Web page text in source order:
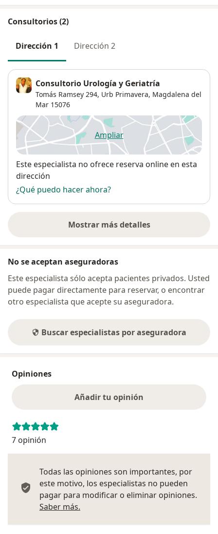
Consultorios (2)
Dirección 1 Dirección 2
Consultorio Urología y Geriatría
Tomás Ramsey 294, Urb Primavera, Magdalena del
Mar 15076
Ampliarse abre en una nueva
Disponibilidad
Este especialista no ofrece reserva online en esta
dirección
¿Qué puedo hacer ahora?
Mostrar más detalles
sobre la dirección
No se aceptan aseguradoras
Este especialista sólo acepta pacientes privados. Usted
puede pagar directamente para reservar, o encontrar
otro especialista que acepte su aseguradora.
Buscar especialistas por aseguradora
Opiniones
Añadir tu opinión
7 opinión
Todas las opiniones son importantes, por
este motivo, los especialistas no pueden
pagar para modificar o eliminar opiniones.
Saber más.